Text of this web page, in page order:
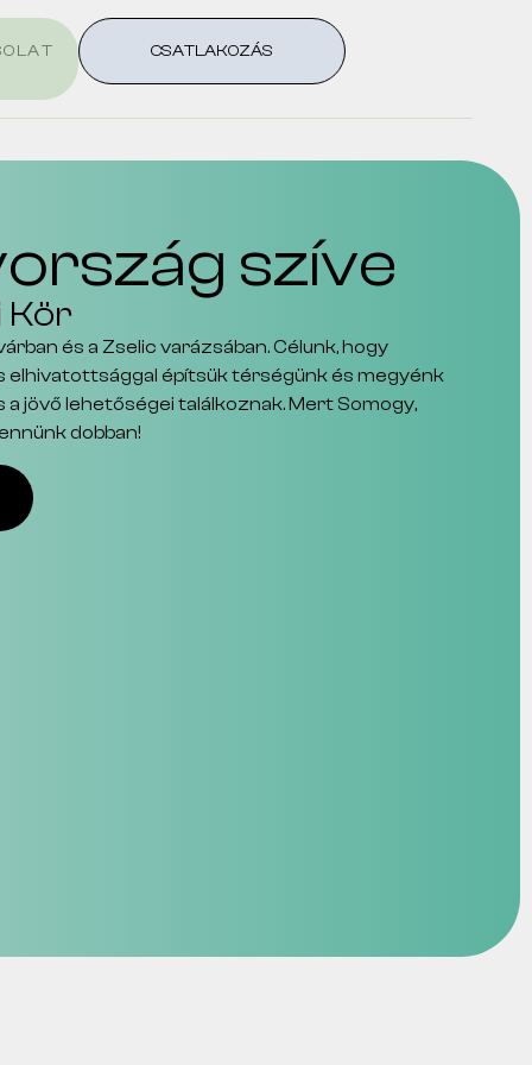
CSATLAKOZÁS
szíve
Kör
és a Zselic varázsában. Célunk, hogy
építsük térségünk és megyénk
a jövő lehetőségei találkoznak. Mert Somogy,
dobban!